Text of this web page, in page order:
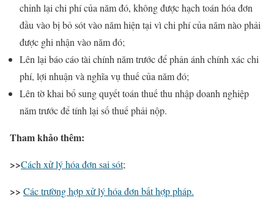
chỉnh lại chi phí của năm đó, không được hạch toán hóa đơn
đầu vào bị bỏ sót vào năm hiện tại vì chi phí của năm nào phải
được ghi nhận vào năm đó;
Lên lại báo cáo tài chính năm trước để phản ánh chính xác chi
phí, lợi nhuận và nghĩa vụ thuế của năm đó;
Lên tờ khai bổ sung quyết toán thuế thu nhập doanh nghiệp
năm trước để tính lại số thuế phải nộp.
Tham khảo thêm:
>>Cách xử lý hóa đơn sai sót;
>> Các trường hợp xử lý hóa đơn bất hợp pháp.